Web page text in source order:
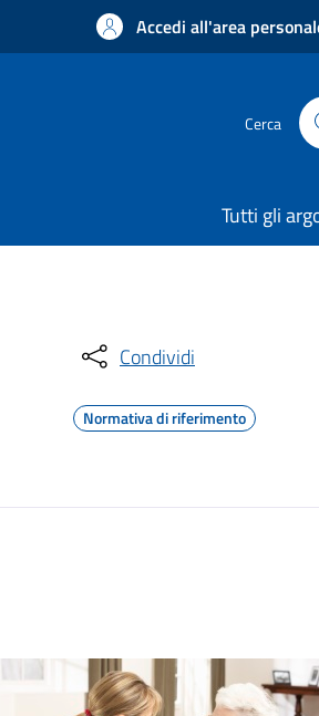
Accedi all'area
Cerca
Tutti gli
Condividi
Normativa di riferimento